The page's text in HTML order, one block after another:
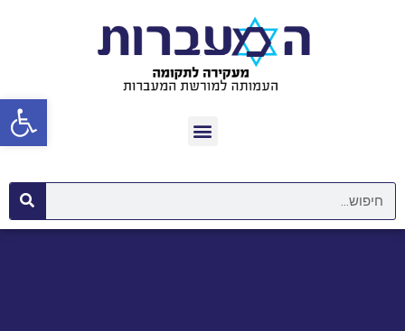
פתח סרגל נגישות